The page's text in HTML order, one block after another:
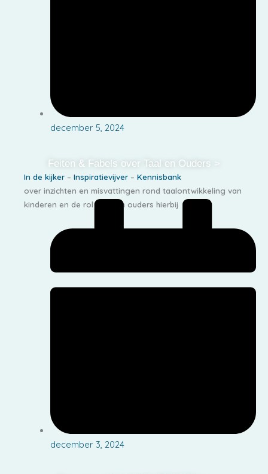
december 5, 2024
Feiten & Fabels over Taal en Ouders >
In de kijker – Inspiratievijver – Kennisbank
over inzichten en misvattingen rond taalontwikkeling van
kinderen en de rol van hun ouders hierbij
december 3, 2024